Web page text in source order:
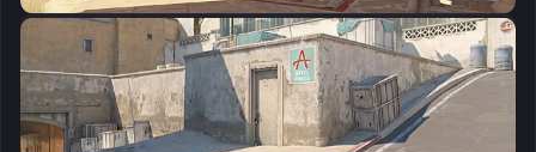
CSGO-4qAcw-drNds-b8w4v-jBHnB-4ZywQ
Скопировать